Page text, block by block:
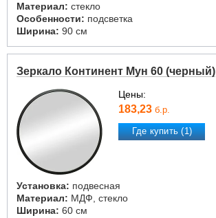
Материал: стекло
Особенности: подсветка
Ширина: 90 см
Зеркало Континент Мун 60 (черный)
Цены:
183,23 б.р.
Где купить (1)
Установка: подвесная
Материал: МДФ, стекло
Ширина: 60 см